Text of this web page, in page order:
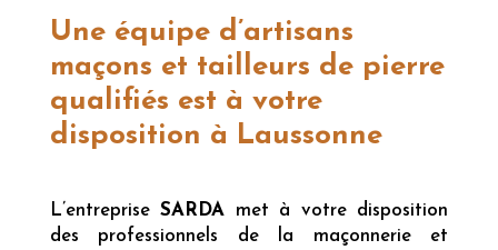
Une équipe d’artisans
maçons et tailleurs de pierre
qualifiés est à votre
disposition à Laussonne
L’entrepriseSARDA met à votre disposition
des professionnels de la maçonnerie et